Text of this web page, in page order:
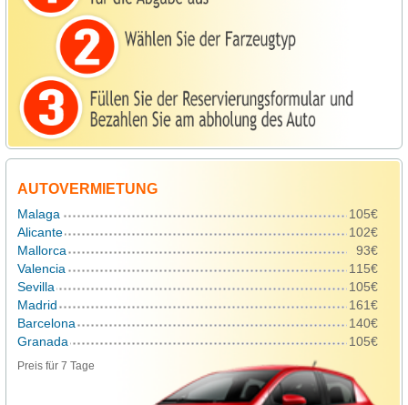
AUTOVERMIETUNG
Malaga
105€
Alicante
102€
Mallorca
93€
Valencia
115€
Sevilla
105€
Madrid
161€
Barcelona
140€
Granada
105€
Preis für 7 Tage